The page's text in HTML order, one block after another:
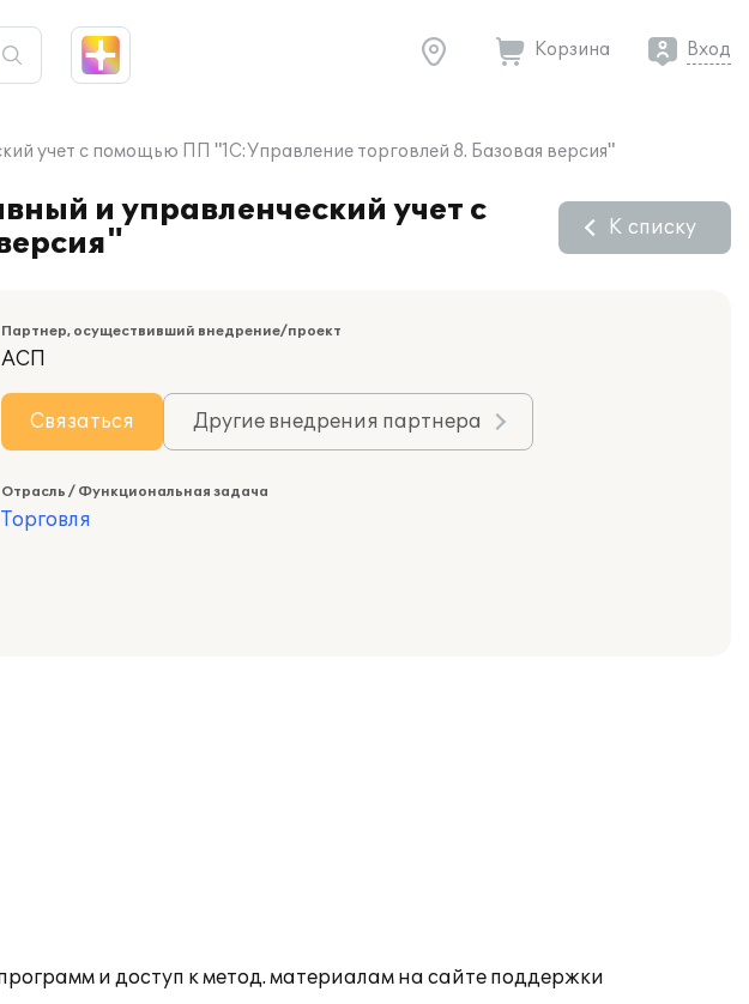
Корзина Вход
учет с помощью ПП "1С:Управление торговлей 8. Базовая версия"
и управленческий учет с
К списку
Партнер, осуществивший внедрение/проект
АСП
Связаться Другие внедрения партнера
Отрасль / Функциональная задача
Торговля
и доступ к метод. материалам на сайте поддержки